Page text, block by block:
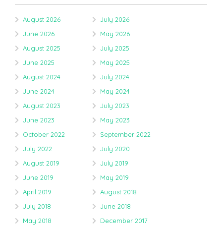
August 2026
July 2026
June 2026
May 2026
August 2025
July 2025
June 2025
May 2025
August 2024
July 2024
June 2024
May 2024
August 2023
July 2023
June 2023
May 2023
October 2022
September 2022
July 2022
July 2020
August 2019
July 2019
June 2019
May 2019
April 2019
August 2018
July 2018
June 2018
May 2018
December 2017